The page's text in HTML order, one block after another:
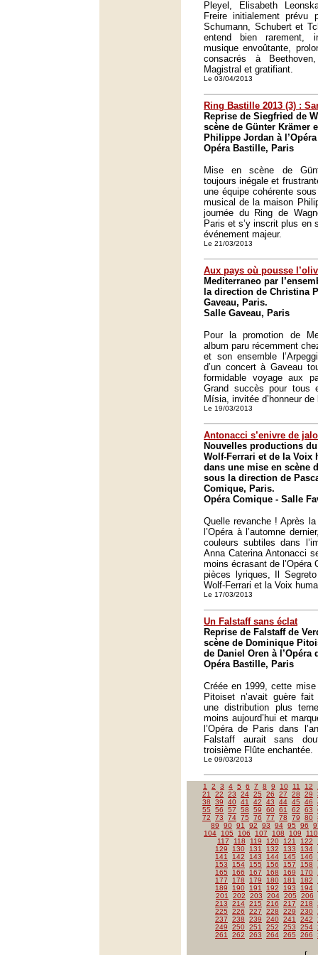
Pleyel, Elisabeth
Freire initialement prévu
Schumann, Schubert et
entend bien rarement,
musique envoûtante,
consacrés à
Magistral et gratifiant.
Le 03/04/2013
Ring Bastille 2013 (3) :
Reprise de Siegfried de
scène de Günter Krämer
Philippe Jordan à
Opéra Bastille, Paris
Mise en scène de
toujours inégale et
une équipe cohérente
musical de la maison
journée du Ring de
Paris et s’y inscrit plus en
événement majeur.
Le 21/03/2013
Aux pays où pousse
Mediterraneo par
la direction de Christina
Gaveau, Paris.
Salle Gaveau, Paris
Pour la promotion de
album paru récemment
et son ensemble
d’un concert à Gaveau
formidable voyage aux
Grand succès pour tous
Mísia, invitée d’honneur
Le 19/03/2013
Antonacci s’enivre de
Nouvelles productions
Wolf-Ferrari et de la Voix
dans une mise en scène
sous la direction de
Comique, Paris.
Opéra Comique - Salle
Quelle revanche ! Après
l’Opéra à l’automne
couleurs subtiles dans
Anna Caterina Antonacci
moins écrasant de l’Opéra
pièces lyriques, Il
Wolf-Ferrari et la Voix
Le 17/03/2013
Un Falstaff sans éclat
Reprise de Falstaff de
scène de Dominique
de Daniel Oren à l’Opéra
Opéra Bastille, Paris
Créée en 1999, cette
Pitoiset n’avait guère
une distribution plus
moins aujourd’hui et
l’Opéra de Paris dans
Falstaff aurait sans
troisième Flûte enchantée.
Le 09/03/2013
1 2 3 4 5 6 7 8 9 10 11 12
21
22 23 24 25 26 27 28 29
38
39 40 41 42 43 44 45 46
55
56 57 58 59 60 61 62 63
72
73 74 75 76 77 78 79 80
89
90 91 92 93 94 95 96
104
105 106 107 108 109
110
117
118 119 120 121 122
129
130 131 132 133 134
141
142 143 144 145 146
153
154 155 156 157 158
165
166 167 168 169 170
177
178 179 180 181 182
189
190 191 192 193 194
201
202 203 204 205
206
213
214 215 216 217 218
225
226 227 228 229 230
237
238 239 240 241 242
249
250 251 252 253 254
261
262 263 264 265 266